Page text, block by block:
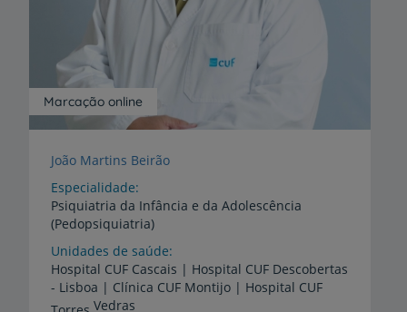
Marcação online
João Martins Beirão
Especialidade
Psiquiatria da Infância e da Adolescência
(Pedopsiquiatria)
Unidades de saúde
Hospital CUF Cascais | Hospital CUF Descobertas
- Lisboa | Clínica CUF Montijo | Hospital CUF
Vedras